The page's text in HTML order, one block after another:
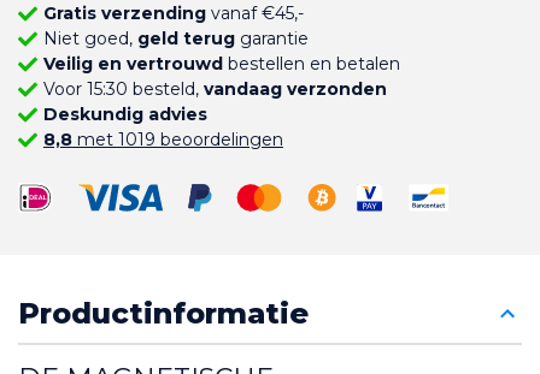
Gratis verzendingvanaf €45,-
Niet goed, geld teruggarantie
Veilig en vertrouwdbestellen en betalen
Voor 15:30 besteld, vandaag verzonden
Deskundig advies
8,8met 1019 beoordelingen
Productinformatie